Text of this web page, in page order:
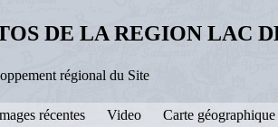
DE LA REGION LAC
régional du Site
récentes Video Carte géographique